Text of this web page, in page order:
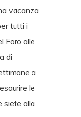
vacanza
tutti i
Foro alle
di
a
le
siete alla